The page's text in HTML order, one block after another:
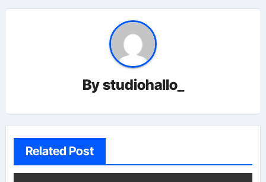
Bystudiohallo_
Related Post